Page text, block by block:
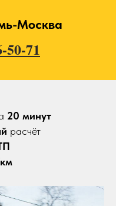
Москва
50-71
20 минут
расчёт